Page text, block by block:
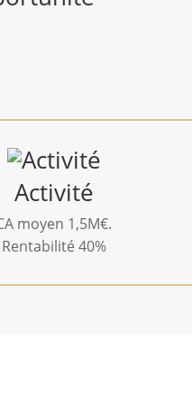
Activité
moyen 1,5M€.
Rentabilité 40%